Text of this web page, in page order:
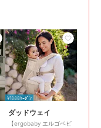
¥1888ｸｰﾎﾟﾝ
ダッドウェイ
【ergobaby エルゴベビ